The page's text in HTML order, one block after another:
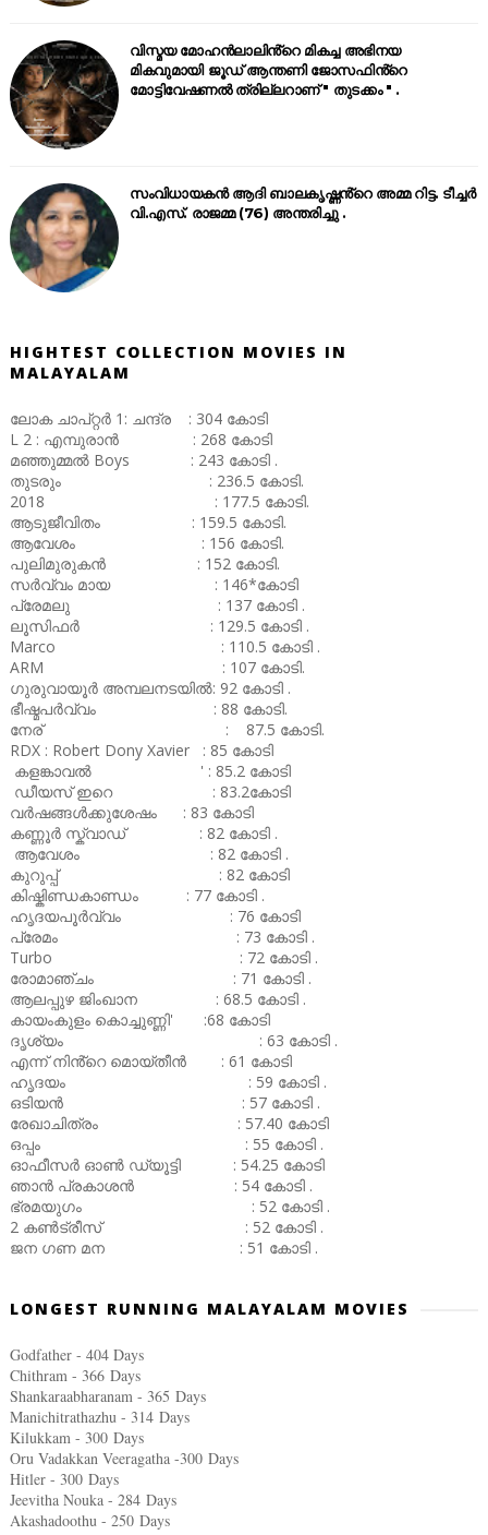
വിസ്മയ മോഹൻലാലിൻ്റെ മികച്ച അഭിനയ
മികവുമായി ജൂഡ് ആന്തണി ജോസഫിൻ്റെ
മോട്ടിവേഷണൽ ത്രില്ലറാണ് " തുടക്കം " .
സംവിധായകൻ ആദി ബാലകൃഷ്ണൻ്റെ അമ്മ റിട്ട. ടീച്ചർ
വി.എസ്. രാജമ്മ (76) അന്തരിച്ചു .
HIGHTEST COLLECTION MOVIES IN
MALAYALAM
ലോക ചാപ്റ്റർ 1: ചന്ദ്ര : 304 കോടി
L 2 : എമ്പുരാൻ : 268 കോടി
മഞ്ഞുമ്മൽ Boys : 243 കോടി .
തുടരും : 236.5 കോടി.
2018 : 177.5 കോടി.
ആടുജീവിതം : 159.5 കോടി.
ആവേശം : 156 കോടി.
പുലിമുരുകൻ : 152 കോടി.
സർവ്വം മായ : 146*കോടി
പ്രേമലു : 137 കോടി .
ലൂസിഫർ : 129.5 കോടി .
Marco : 110.5 കോടി .
ARM : 107 കോടി.
ഗുരുവായൂർ അമ്പലനടയിൽ: 92 കോടി .
ഭീഷ്മപർവ്വം : 88 കോടി.
നേര് : 87.5 കോടി.
RDX : Robert Dony Xavier : 85 കോടി
കളങ്കാവൽ ' : 85.2 കോടി
ഡീയസ് ഇറെ : 83.2കോടി
വർഷങ്ങൾക്കുശേഷം : 83 കോടി
കണ്ണൂർ സ്ക്വാഡ് : 82 കോടി .
ആവേശം : 82 കോടി .
കുറുപ്പ് : 82 കോടി
കിഷ്കിണ്ഡകാണ്ഡം : 77 കോടി .
ഹൃദയപൂർവ്വം : 76 കോടി
പ്രേമം : 73 കോടി .
Turbo : 72 കോടി .
രോമാഞ്ചം : 71 കോടി .
ആലപ്പുഴ ജിംഖാന : 68.5 കോടി .
കായംകുളം കൊച്ചുണ്ണി' :68 കോടി
ദൃശ്യം : 63 കോടി .
എന്ന് നിൻ്റെ മൊയ്തീൻ : 61 കോടി
ഹൃദയം : 59 കോടി .
ഒടിയൻ : 57 കോടി .
രേഖാചിത്രം : 57.40 കോടി
ഒപ്പം : 55 കോടി .
ഓഫീസർ ഓൺ ഡ്യൂട്ടി : 54.25 കോടി
ഞാൻ പ്രകാശൻ : 54 കോടി .
ഭ്രമയുഗം : 52 കോടി .
2 കൺട്രീസ് : 52 കോടി .
ജന ഗണ മന : 51 കോടി .
LONGEST RUNNING MALAYALAM MOVIES
Godfather - 404 Days
Chithram - 366 Days
Shankaraabharanam - 365 Days
Manichitrathazhu - 314 Days
Kilukkam - 300 Days
Oru Vadakkan Veeragatha -300 Days
Hitler - 300 Days
Jeevitha Nouka - 284 Days
Akashadoothu - 250 Days